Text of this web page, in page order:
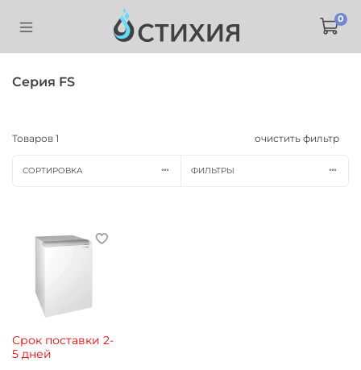
0
Серия FS
Товаров 1 очистить фильтр
СОРТИРОВКА ФИЛЬТРЫ
Срок поставки 2-
5 дней